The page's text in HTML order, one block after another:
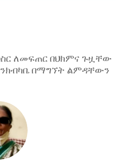
ለመፍጠር በህክምና ጉዟቸው
በማግኘት ልምዳቸውን